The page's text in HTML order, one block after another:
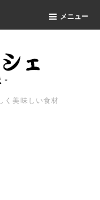
メニュー
く美味しい食材